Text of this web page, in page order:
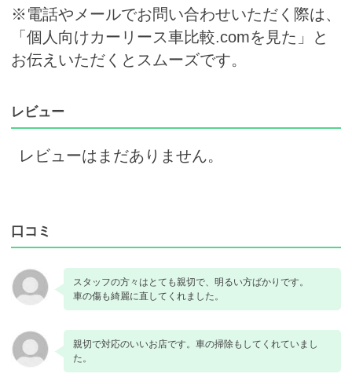
※電話やメールでお問い合わせいただく際は、
「個人向けカーリース車比較.comを見た」と
お伝えいただくとスムーズです。
レビュー
レビューはまだありません。
口コミ
スタッフの方々はとても親切で、明るい方ばかりです。
車の傷も綺麗に直してくれました。
親切で対応のいいお店です。車の掃除もしてくれていまし
た。